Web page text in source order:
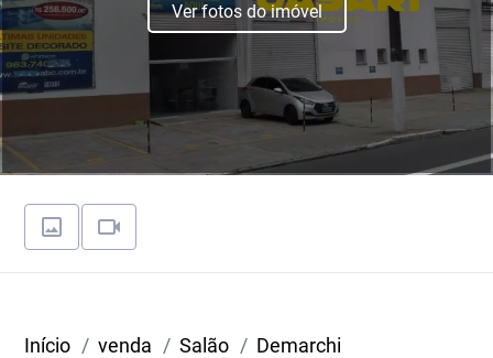
Ver fotos do imóvel
Início venda Salão Demarchi